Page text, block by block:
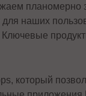
планомерно
для наших
Ключевые
который